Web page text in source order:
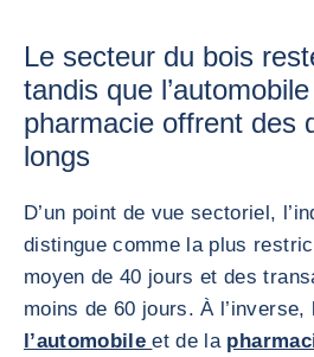
Le secteur du bois
tandis que
pharmacie offrent des
longs
D’un point de vue sectoriel,
distingue comme la plus
moyen de 40 jours et des
moins de 60 jours. À
l’automobileet de la